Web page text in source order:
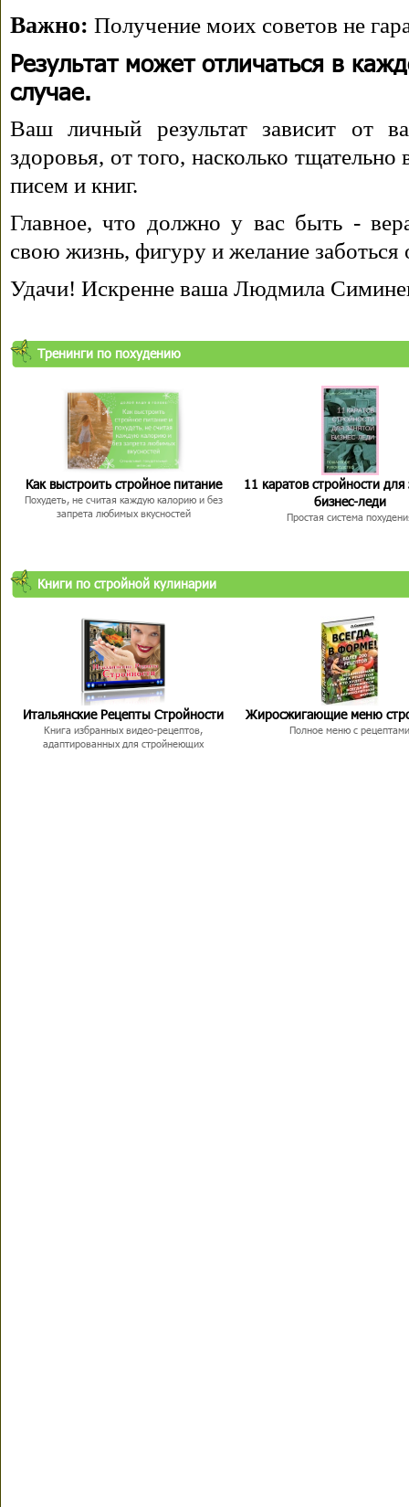
Важно: Получение моих советов не
Результат может отличаться в
случае.
Ваш личный результат зависит от
здоровья, от того, насколько
писем и книг.
Главное, что должно у вас быть -
свою жизнь, фигуру и желание заботься
Удачи! Искренне ваша Людмила
Тренинги по похудению
Как выстроить стройное питание
Похудеть, не считая каждую калорию и без
запрета любимых вкусностей
11 каратов стройности для
бизнес-леди
Простая система
Книги по стройной кулинарии
Итальянские Рецепты Стройности
Книга избранных видео-рецептов,
адаптированных для стройнеющих
Жиросжигающие меню
Полное меню с рецептами